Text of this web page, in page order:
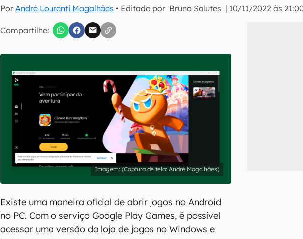
PorAndré Lourenti Magalhães • Editado por Bruno Salutes | 10/11/2022 às 21:00
Compartilhe:
E-mail
inscreva-se
Confirmo que li, aceito e concordo com os Termos de Uso e Política de Privacidade do
(Captura de tela: André Magalhães)
Existe uma maneira oficial de abrir jogos no Android
no PC. Com o serviço Google Play Games, é possível
acessar uma versão da loja de jogos no Windows e